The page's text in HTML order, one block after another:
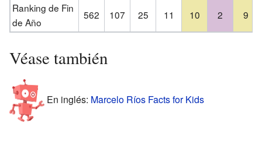
Ranking de Fin
de Año
562 107 25 11 10 2 9
Véase también
En inglés: Marcelo Ríos Facts for Kids